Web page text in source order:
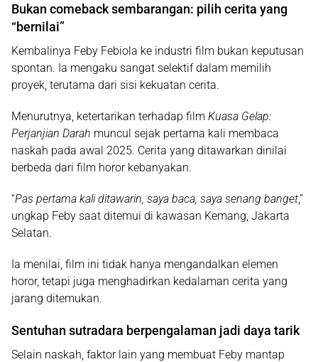
Bukan comeback sembarangan: pilih cerita yang
“bernilai”
Kembalinya Feby Febiola ke industri film bukan keputusan
spontan. Ia mengaku sangat selektif dalam memilih
proyek, terutama dari sisi kekuatan cerita.
Menurutnya, ketertarikan terhadap film Kuasa Gelap:
Perjanjian Darah muncul sejak pertama kali membaca
naskah pada awal 2025. Cerita yang ditawarkan dinilai
berbeda dari film horor kebanyakan.
“Pas pertama kali ditawarin, saya baca, saya senang banget,”
ungkap Feby saat ditemui di kawasan Kemang, Jakarta
Selatan.
Ia menilai, film ini tidak hanya mengandalkan elemen
horor, tetapi juga menghadirkan kedalaman cerita yang
jarang ditemukan.
Sentuhan sutradara berpengalaman jadi daya tarik
Selain naskah, faktor lain yang membuat Feby mantap